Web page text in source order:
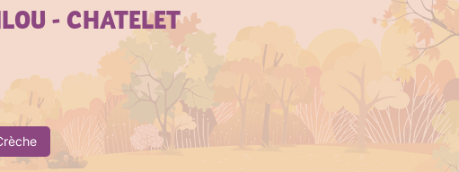
- CHATELET